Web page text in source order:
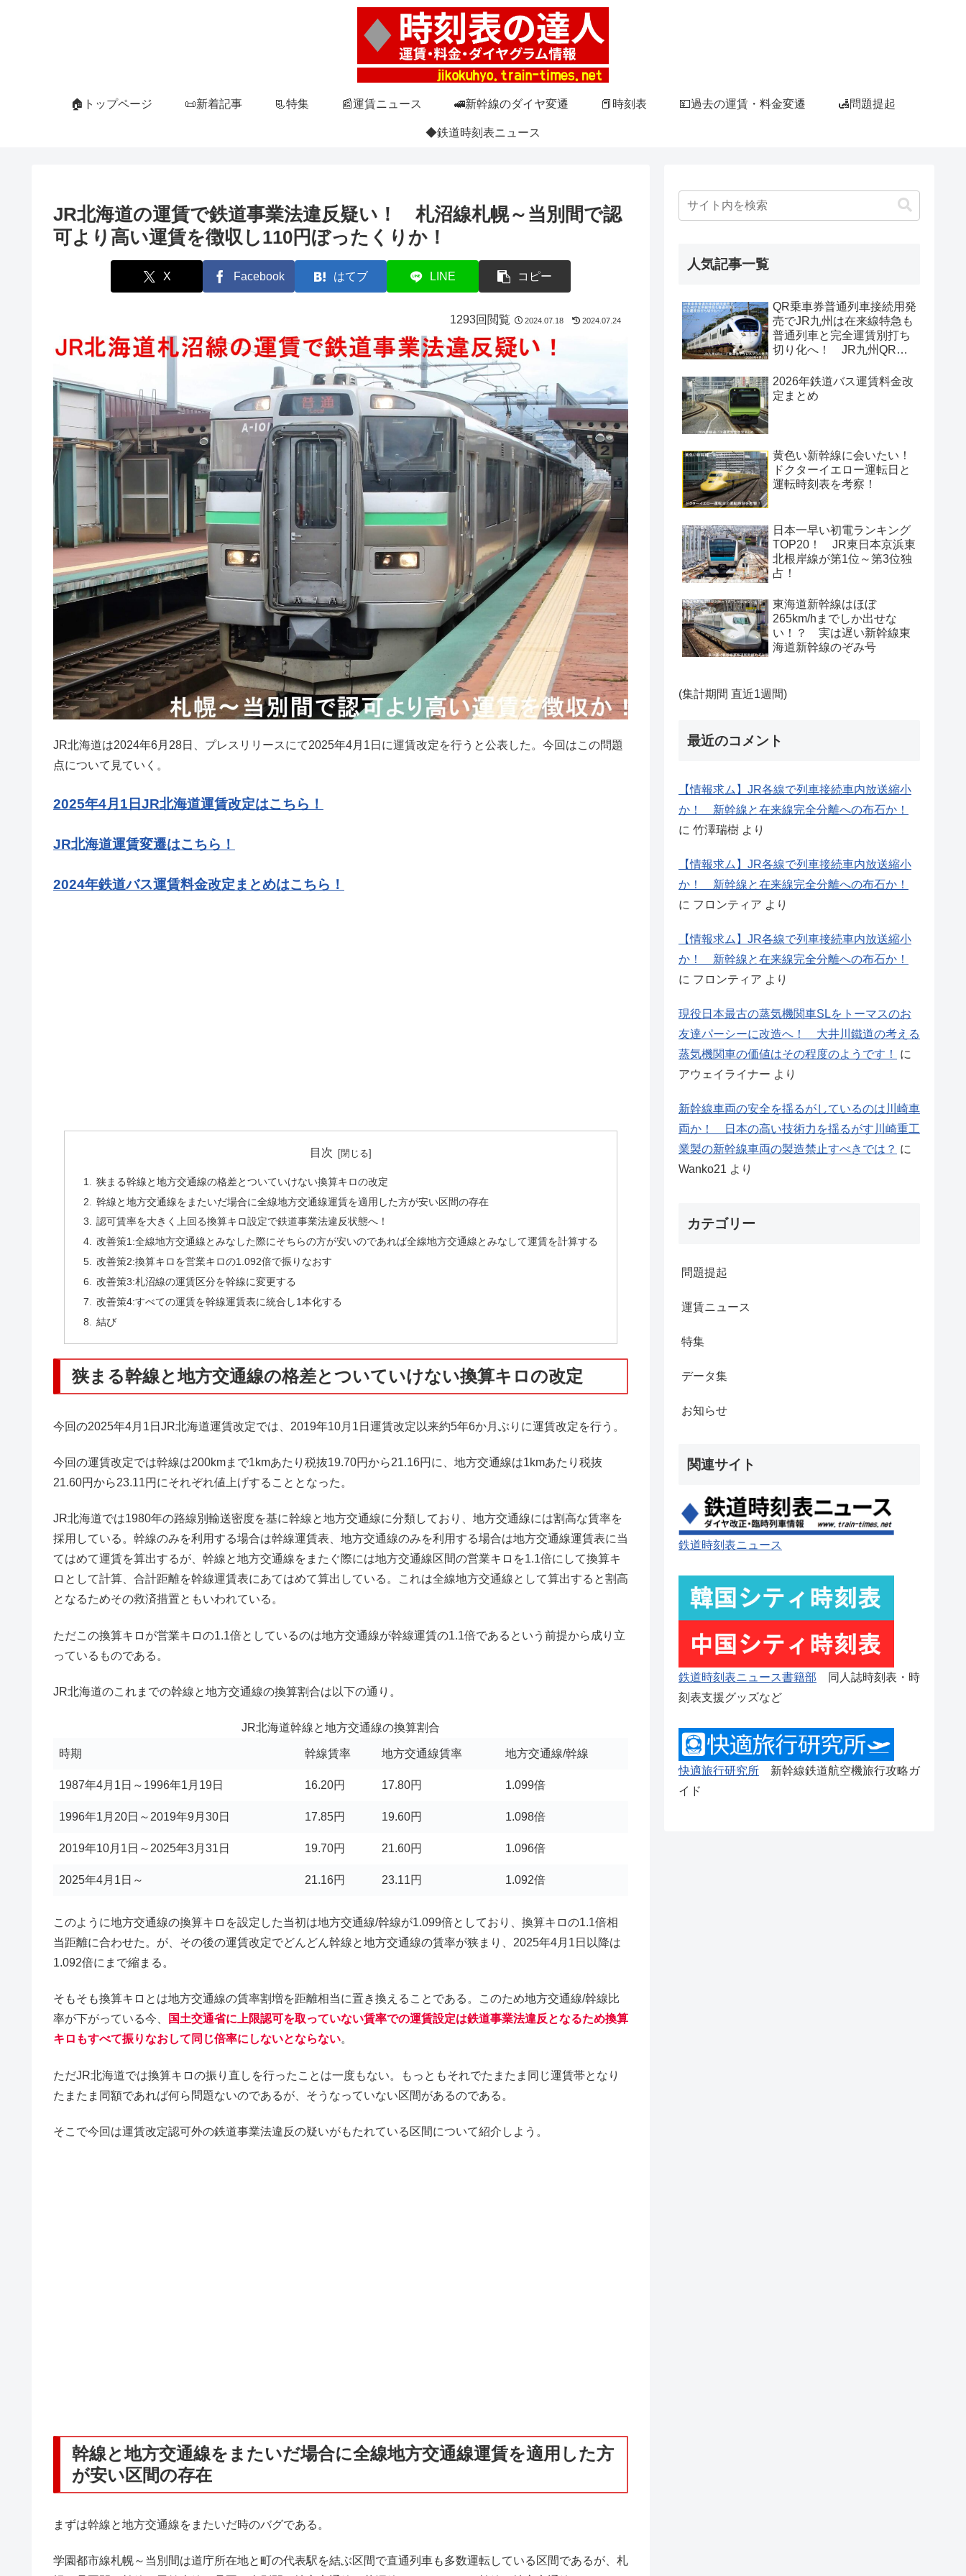
🏠トップページ 📜新着記事 📃特集 📰運賃ニュース 🚅新幹線のダイヤ変遷 📕時刻表 💴過去の運賃・料金変遷 🛃問題提起
◆鉄道時刻表ニュース
JR北海道の運賃で鉄道事業法違反疑い！ 札沼線札幌～当別間で認
可より高い運賃を徴収し110円ぼったくりか！
X Facebook はてブ LINE コピー
1293回閲覧 2024.07.18 2024.07.24
JR北海道は2024年6月28日、プレスリリースにて2025年4月1日に運賃改定を行うと公表した。今回はこの問題
点について見ていく。
2025年4月1日JR北海道運賃改定はこちら！
JR北海道運賃変遷はこちら！
2024年鉄道バス運賃料金改定まとめはこちら！
目次
狭まる幹線と地方交通線の格差とついていけない換算キロの改定
幹線と地方交通線をまたいだ場合に全線地方交通線運賃を適用した方が安い区間の存在
認可賃率を大きく上回る換算キロ設定で鉄道事業法違反状態へ！
改善策1:全線地方交通線とみなした際にそちらの方が安いのであれば全線地方交通線とみなして運賃を計算する
改善策2:換算キロを営業キロの1.092倍で振りなおす
改善策3:札沼線の運賃区分を幹線に変更する
改善策4:すべての運賃を幹線運賃表に統合し1本化する
結び
狭まる幹線と地方交通線の格差とついていけない換算キロの改定
今回の2025年4月1日JR北海道運賃改定では、2019年10月1日運賃改定以来約5年6か月ぶりに運賃改定を行う。
今回の運賃改定では幹線は200kmまで1kmあたり税抜19.70円から21.16円に、地方交通線は1kmあたり税抜
21.60円から23.11円にそれぞれ値上げすることとなった。
JR北海道では1980年の路線別輸送密度を基に幹線と地方交通線に分類しており、地方交通線には割高な賃率を
採用している。幹線のみを利用する場合は幹線運賃表、地方交通線のみを利用する場合は地方交通線運賃表に当
てはめて運賃を算出するが、幹線と地方交通線をまたぐ際には地方交通線区間の営業キロを1.1倍にして換算キ
ロとして計算、合計距離を幹線運賃表にあてはめて算出している。これは全線地方交通線として算出すると割高
となるためその救済措置ともいわれている。
ただこの換算キロが営業キロの1.1倍としているのは地方交通線が幹線運賃の1.1倍であるという前提から成り立
っているものである。
JR北海道のこれまでの幹線と地方交通線の換算割合は以下の通り。
JR北海道幹線と地方交通線の換算割合
時期 幹線賃率 地方交通線賃率 地方交通線/幹線
1987年4月1日～1996年1月19日 16.20円 17.80円 1.099倍
1996年1月20日～2019年9月30日 17.85円 19.60円 1.098倍
2019年10月1日～2025年3月31日 19.70円 21.60円 1.096倍
2025年4月1日～ 21.16円 23.11円 1.092倍
このように地方交通線の換算キロを設定した当初は地方交通線/幹線が1.099倍としており、換算キロの1.1倍相
当距離に合わせた。が、その後の運賃改定でどんどん幹線と地方交通線の賃率が狭まり、2025年4月1日以降は
1.092倍にまで縮まる。
そもそも換算キロとは地方交通線の賃率割増を距離相当に置き換えることである。このため地方交通線/幹線比
率が下がっている今、
国土交通省に上限認可を取っていない賃率での運賃設定は鉄道事業法違反となるため換算
キロもすべて振りなおして同じ倍率にしないとならない。
ただJR北海道では換算キロの振り直しを行ったことは一度もない。もっともそれでたまたま同じ運賃帯となり
たまたま同額であれば何ら問題ないのであるが、そうなっていない区間があるのである。
そこで今回は運賃改定認可外の鉄道事業法違反の疑いがもたれている区間について紹介しよう。
幹線と地方交通線をまたいだ場合に全線地方交通線運賃を適用した方
が安い区間の存在
まずは幹線と地方交通線をまたいだ時のバグである。
学園都市線札幌～当別間は道庁所在地と町の代表駅を結ぶ区間で直通列車も多数運転している区間であるが、札
人気記事一覧
QR乗車券普通列車接続用発
売でJR九州は在来線特急も
普通列車と完全運賃別打ち
切り化へ！ JR九州QRコ
発売(2026年4月2日)
2026年鉄道バス運賃料金改
定まとめ
黄色い新幹線に会いたい！
ドクターイエロー運転日と
運転時刻表を考察！
日本一早い初電ランキング
TOP20！ JR東日本京浜東
北根岸線が第1位～第3位独
占！
東海道新幹線はほぼ
265km/hまでしか出せな
い！？ 実は遅い新幹線東
海道新幹線のぞみ号
(集計期間 直近1週間)
最近のコメント
【情報求ム】JR各線で列車接続車内放送縮小
か！ 新幹線と在来線完全分離への布石か！
に 竹澤瑞樹 より
【情報求ム】JR各線で列車接続車内放送縮小
か！ 新幹線と在来線完全分離への布石か！
に フロンティア より
【情報求ム】JR各線で列車接続車内放送縮小
か！ 新幹線と在来線完全分離への布石か！
に フロンティア より
現役日本最古の蒸気機関車SLをトーマスのお
友達パーシーに改造へ！ 大井川鐵道の考える
蒸気機関車の価値はその程度のようです！
に
アウェイライナー より
新幹線車両の安全を揺るがしているのは川崎車
両か！ 日本の高い技術力を揺るがす川崎重工
業製の新幹線車両の製造禁止すべきでは？ に
Wanko21 より
カテゴリー
問題提起
運賃ニュース
特集
データ集
お知らせ
関連サイト
鉄道時刻表ニュース
鉄道時刻表ニュース書籍部 同人誌時刻表・時
刻表支援グッズなど
快適旅行研究所 新幹線鉄道航空機旅行攻略ガ
イド